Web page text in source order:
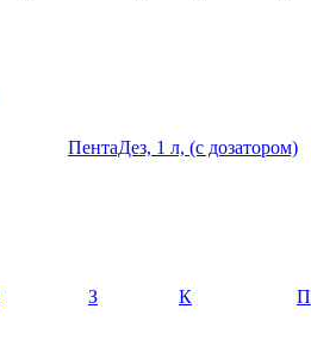
ПентаДез, 1 л, (с дозатором)
З К П